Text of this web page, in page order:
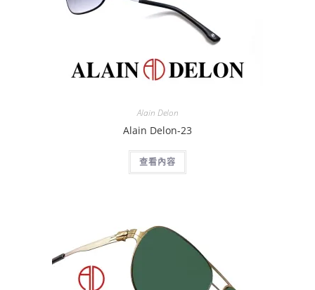
Alain Delon
Alain Delon-23
查看內容